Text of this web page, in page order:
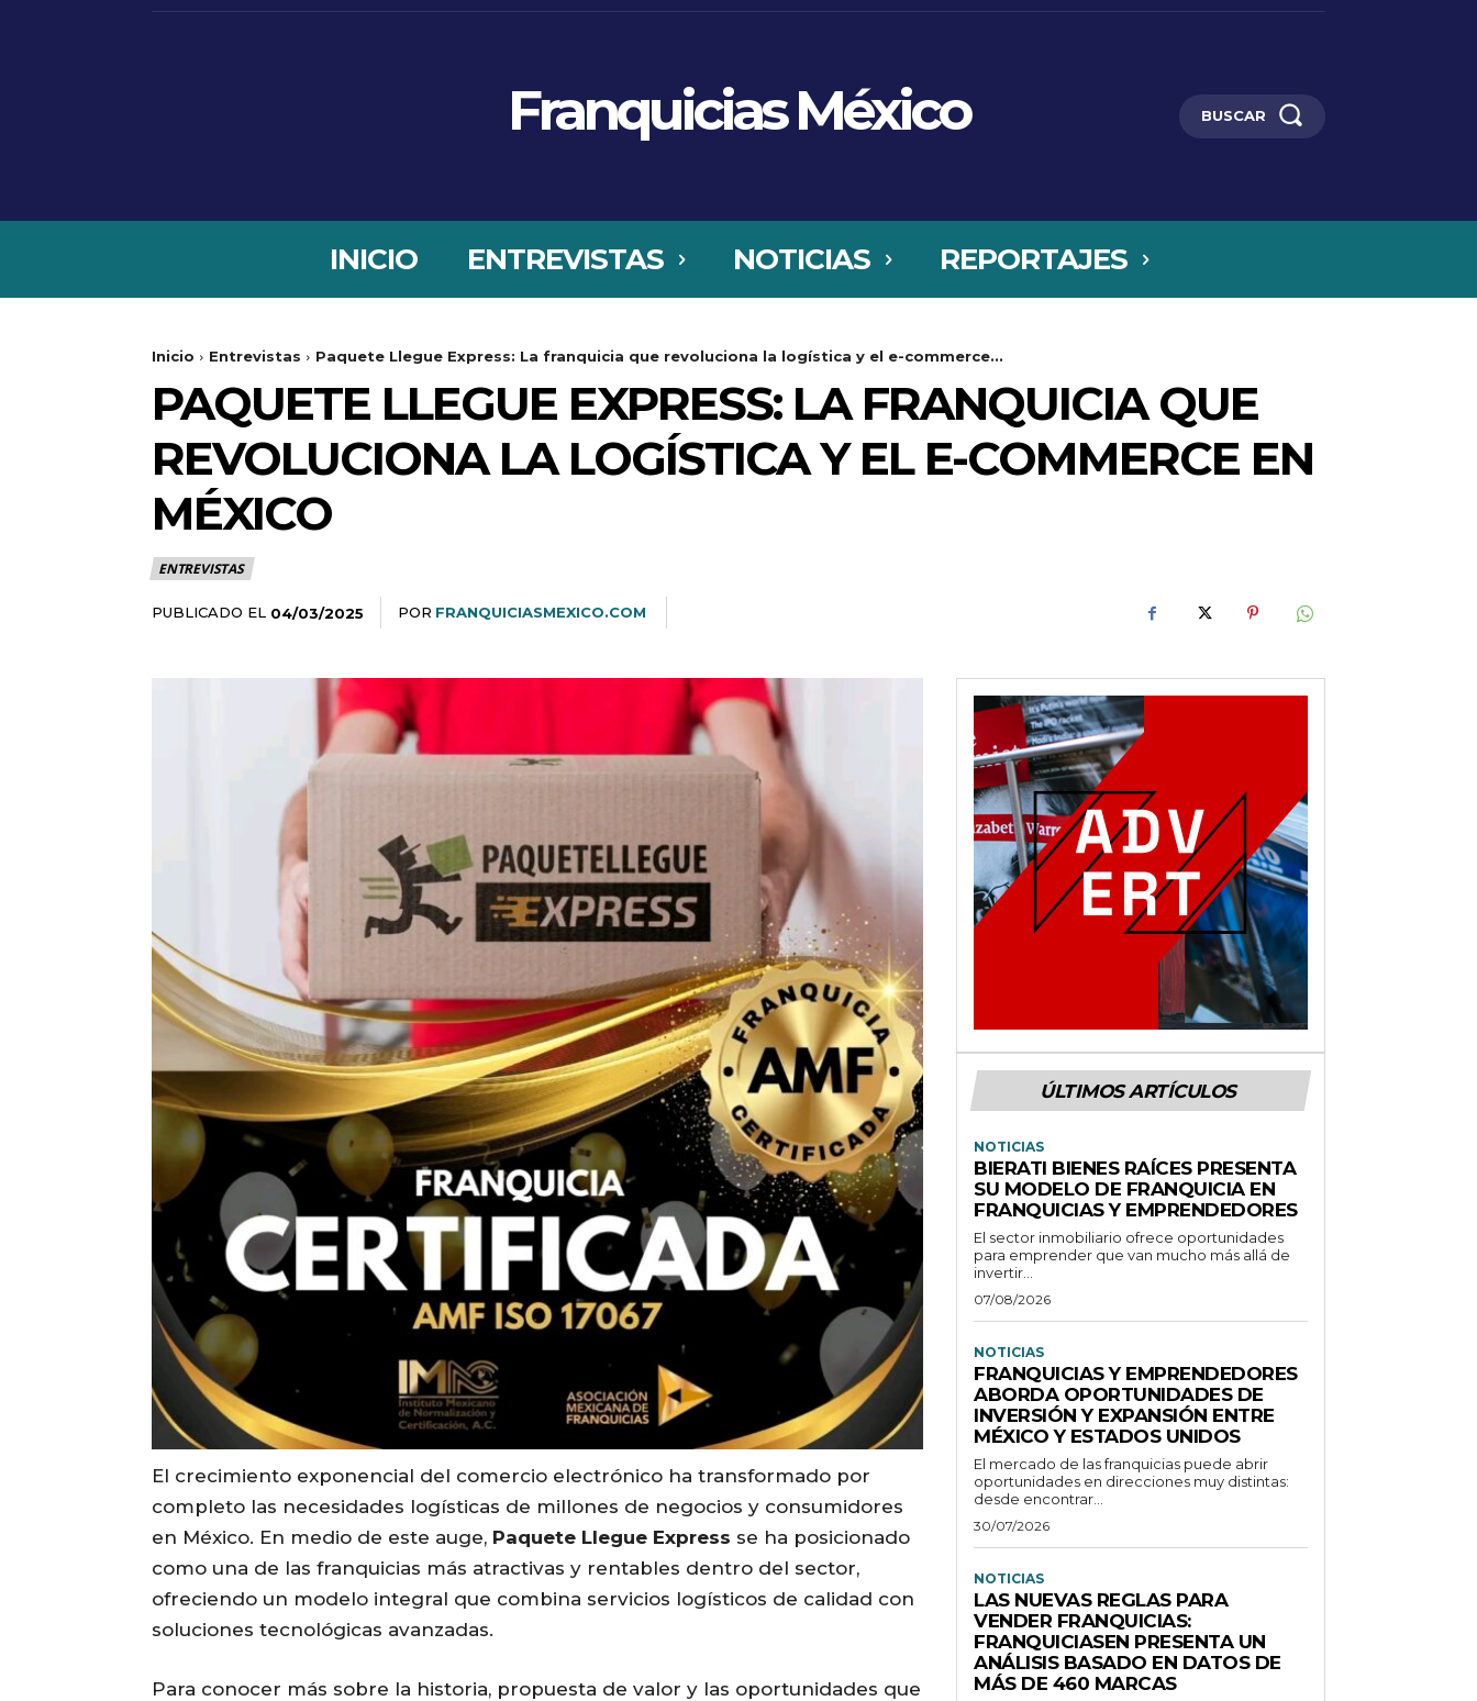
Franquicias México BUSCAR
INICIO ENTREVISTAS NOTICIAS REPORTAJES
Inicio Entrevistas Paquete Llegue Express: La franquicia que revoluciona la logística y el e-commerce...
PAQUETE LLEGUE EXPRESS: LA FRANQUICIA QUE
REVOLUCIONA LA LOGÍSTICA Y EL E-COMMERCE EN
MÉXICO
ENTREVISTAS
PUBLICADO EL 04/03/2025 POR FRANQUICIASMEXICO.COM
El crecimiento exponencial del comercio electrónico ha transformado por
completo las necesidades logísticas de millones de negocios y consumidores
en México. En medio de este auge, Paquete Llegue Express se ha posicionado
como una de las franquicias más atractivas y rentables dentro del sector,
ofreciendo un modelo integral que combina servicios logísticos de calidad con
soluciones tecnológicas avanzadas.
Para conocer más sobre la historia, propuesta de valor y las oportunidades que
ÚLTIMOS ARTÍCULOS
NOTICIAS
BIERATI BIENES RAÍCES PRESENTA
SU MODELO DE FRANQUICIA EN
FRANQUICIAS Y EMPRENDEDORES
El sector inmobiliario ofrece oportunidades
para emprender que van mucho más allá de
invertir...
07/08/2026
NOTICIAS
FRANQUICIAS Y EMPRENDEDORES
ABORDA OPORTUNIDADES DE
INVERSIÓN Y EXPANSIÓN ENTRE
MÉXICO Y ESTADOS UNIDOS
El mercado de las franquicias puede abrir
oportunidades en direcciones muy distintas:
desde encontrar...
30/07/2026
NOTICIAS
LAS NUEVAS REGLAS PARA
VENDER FRANQUICIAS:
FRANQUICIASEN PRESENTA UN
ANÁLISIS BASADO EN DATOS DE
MÁS DE 460 MARCAS